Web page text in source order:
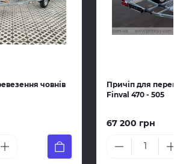
човнів
Причіп для
Finval 470 - 505
67 200 грн